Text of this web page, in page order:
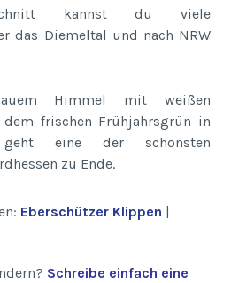
kannst du viele
das Diemeltal und nach NRW
Himmel mit weißen
frischen Frühjahrsgrün in
eine der schönsten
zu Ende.
Eberschützer Klippen |
Schreibe einfach eine